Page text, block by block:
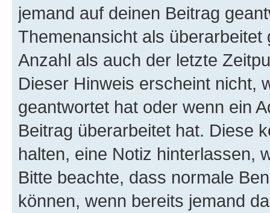
jemand auf deinen Beitrag
Themenansicht als
Anzahl als auch der letzte
Dieser Hinweis erscheint nicht,
geantwortet hat oder wenn ein
Beitrag überarbeitet hat. Diese
halten, eine Notiz hinterlassen,
Bitte beachte, dass normale
können, wenn bereits jemand